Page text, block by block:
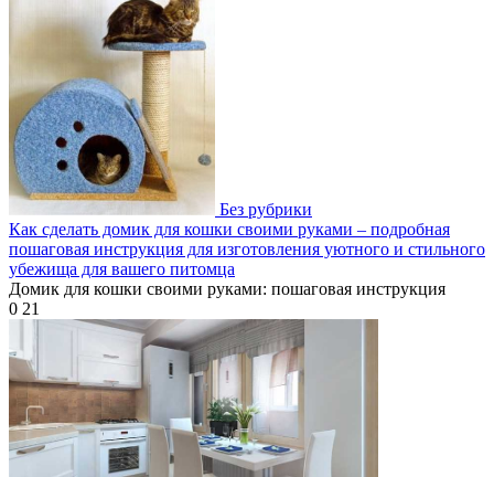
Без рубрики
Как сделать домик для кошки своими руками – подробная
пошаговая инструкция для изготовления уютного и стильного
убежища для вашего питомца
Домик для кошки своими руками: пошаговая инструкция
0 21